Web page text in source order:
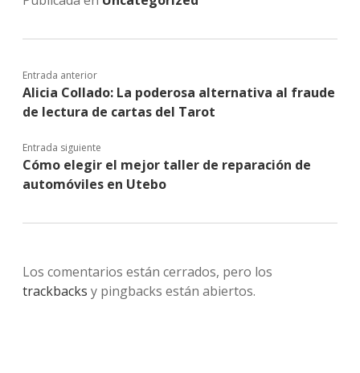
Entrada anterior
Alicia Collado: La poderosa alternativa al fraude
de lectura de cartas del Tarot
Entrada siguiente
Cómo elegir el mejor taller de reparación de
automóviles en Utebo
Los comentarios están cerrados, pero los
trackbacks y pingbacks están abiertos.